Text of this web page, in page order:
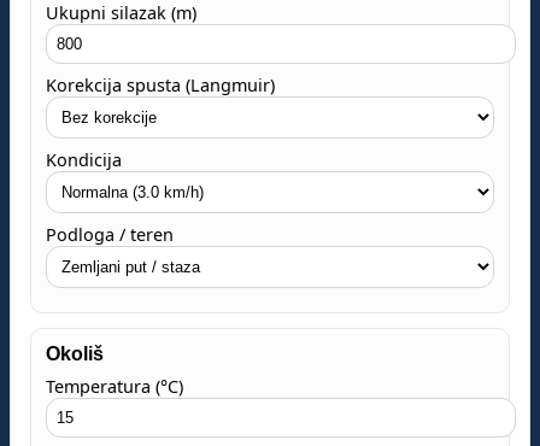
0
Ukupni silazak (m)
Korekcija spusta (Langmuir)
Kondicija
Podloga / teren
Okoliš
Temperatura (°C)